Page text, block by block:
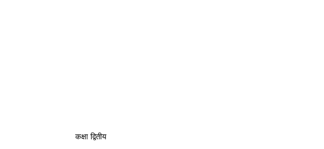
कक्षा द्वितीय